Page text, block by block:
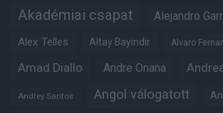
Akadémiai csapat Alejandro
Alex Telles Altay Bayindir Alvaro
Amad Diallo Andre Onana
Andrey Santos Angol válogatott